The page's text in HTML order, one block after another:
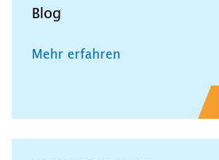
Blog
Mehr erfahren